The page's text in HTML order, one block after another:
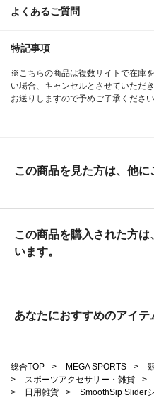
よくあるご質問
特記事項
※こちらの商品は複数サイトで在庫
い場合、キャンセルとさせていただ
お送りしますので予めご了承ください
この商品を見た方は、他
この商品を購入された方
います。
あなたにおすすめのアイテ
総合TOP > MEGA SPORTS >
>
スポーツアクセサリー・雑貨 >
>
日用雑貨 >
SmoothSip Slider